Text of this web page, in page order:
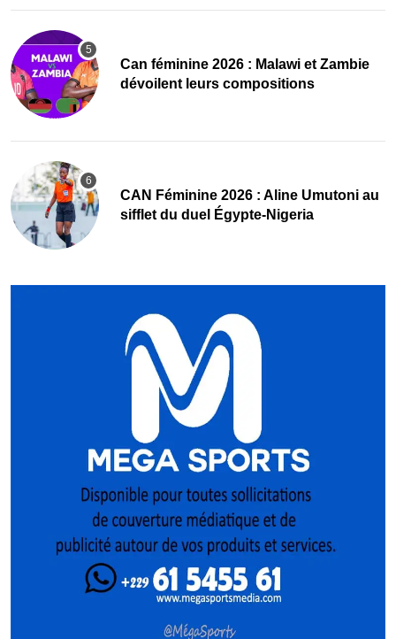
‎Can féminine 2026 : Malawi et Zambie
dévoilent leurs compositions
‎CAN Féminine 2026 : Aline Umutoni au
sifflet du duel Égypte-Nigeria